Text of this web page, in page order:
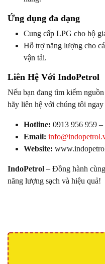
Ứng dụng đa dạng
Cung cấp LPG cho hộ
Hỗ trợ năng lượng cho
vận tải.
Liên Hệ Với IndoPetrol
Nếu bạn đang tìm kiếm
hãy liên hệ với chúng tôi ngay
Hotline: 0913 956 959
Email:
Website:
IndoPetrol – Đồng hành
năng lượng sạch và hiệu quả!